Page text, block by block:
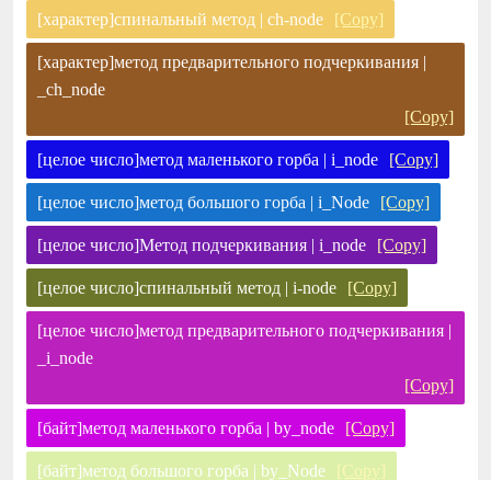
[характер]спинальный метод | ch-node [Copy]
[характер]метод предварительного подчеркивания |
_ch_node
[Copy]
[целое число]метод маленького горба | i_node [Copy]
[целое число]метод большого горба | i_Node [Copy]
[целое число]Метод подчеркивания | i_node [Copy]
[целое число]спинальный метод | i-node [Copy]
[целое число]метод предварительного подчеркивания |
_i_node
[Copy]
[байт]метод маленького горба | by_node [Copy]
[байт]метод большого горба | by_Node [Copy]